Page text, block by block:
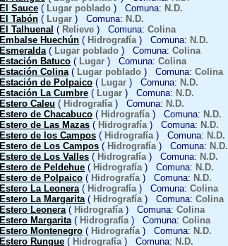
El Sauce ( Lugar poblado ) Comuna: N.D.
El Tabón ( Lugar ) Comuna: N.D.
El Talhuenal ( Relieve ) Comuna: Colina
Embalse Huechún ( Hidrografía) Comuna: N.D.
Esmeralda( Lugar poblado ) Comuna: Colina
Estación Batuco ( Lugar ) Comuna: Colina
Estación Colina( Lugar poblado ) Comuna: Colina
Estación de Polpaico ( Lugar ) Comuna: N.D.
Estación La Cumbre ( Lugar ) Comuna: N.D.
Estero Caleu ( Hidrografía) Comuna: N.D.
Estero de Chacabuco ( Hidrografía) Comuna: N.D.
Estero de Las Mazas ( Hidrografía) Comuna: N.D.
Estero de los Campos ( Hidrografía) Comuna: N.D.
Estero de Los Campos ( Hidrografía) Comuna: N.D.
Estero de Los Valles ( Hidrografía) Comuna: N.D.
Estero de Peldehue ( Hidrografía) Comuna: N.D.
Estero de Polpaico ( Hidrografía) Comuna: N.D.
Estero La Leonera( Hidrografía) Comuna: Colina
Estero La Margarita( Hidrografía) Comuna: Colina
Estero Leonera( Hidrografía) Comuna: Colina
Estero Margarita( Hidrografía) Comuna: Colina
Estero Montenegro ( Hidrografía) Comuna: N.D.
Estero Rungue ( Hidrografía) Comuna: N.D.